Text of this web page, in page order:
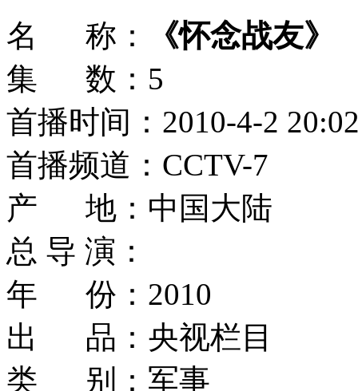
名 称：
《怀念战友》
集 数：5
首播时间：2010-4-2
首播频道：CCTV-7
产 地：中国大陆
总 导 演：
年 份：2010
出 品：央视栏目
类 别：军事